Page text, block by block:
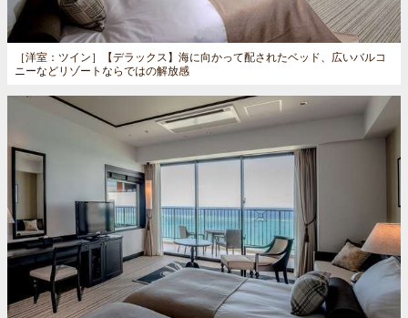
［洋室：ツイン］
【デラックス】海に向かって配されたベッド、広いバルコ
ニーなどリゾートならではの解放感